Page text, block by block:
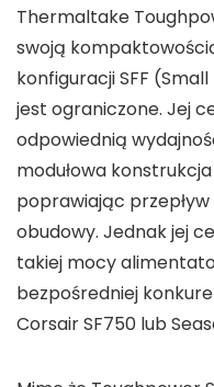
Thermaltake
swoją
konfiguracji SFF
jest ograniczone. Jej
odpowiednią
modułowa
poprawiając
obudowy. Jednak jej
takiej mocy
bezpośredniej
Corsair SF750 lub